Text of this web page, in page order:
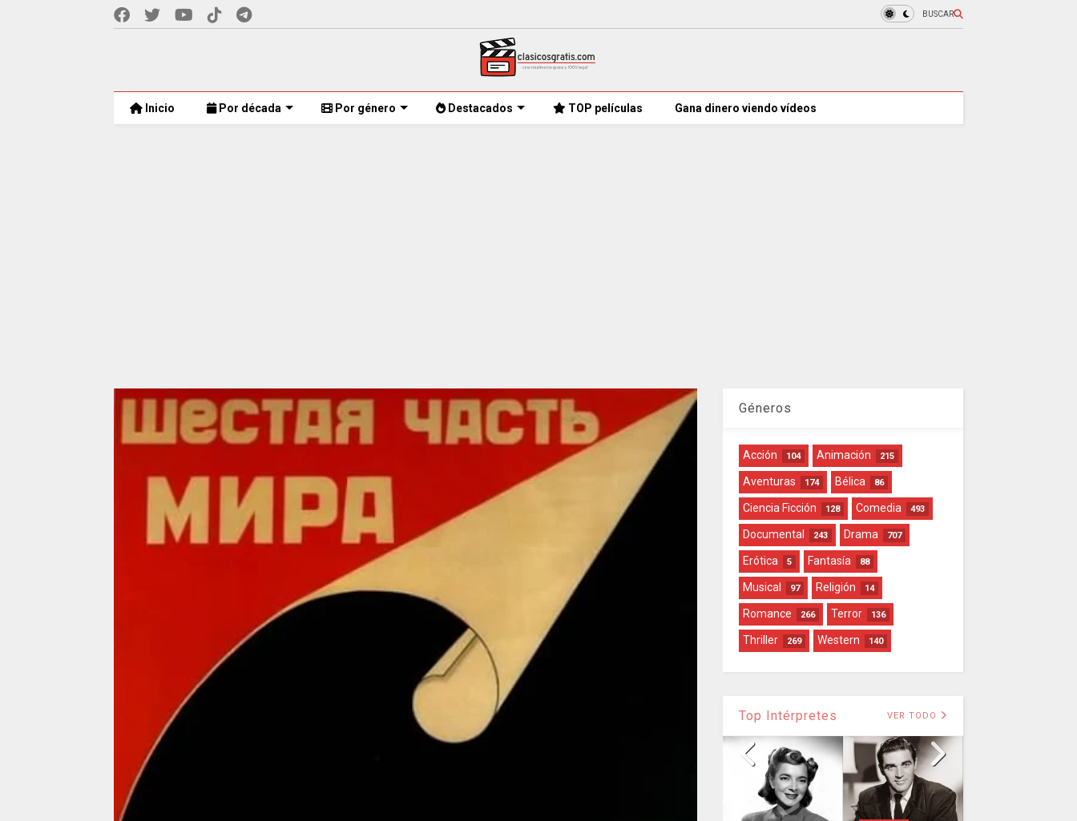
BUSCAR
Inicio Por década Por género Destacados TOP películas Gana dinero viendo vídeos
Géneros
Acción 104 Animación 215
Aventuras 174 Bélica 86
Ciencia Ficción 128 Comedia 493
Documental 243 Drama 707
Erótica 5 Fantasía 88
Musical 97 Religión 14
Romance 266 Terror 136
Thriller 269 Western 140
Top Intérpretes VER TODO